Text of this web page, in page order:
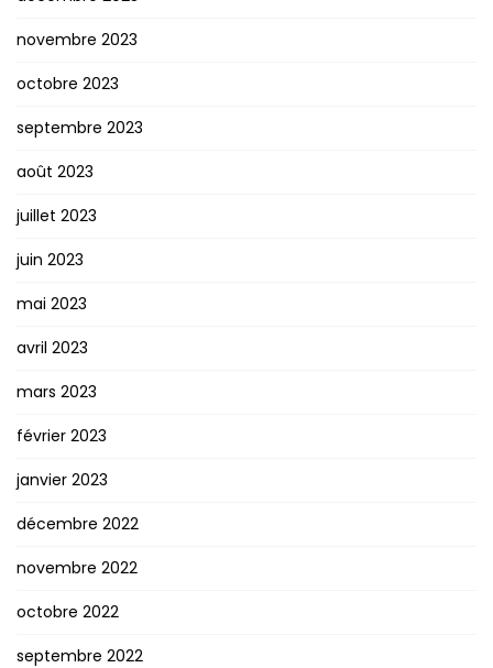
novembre 2023
octobre 2023
septembre 2023
août 2023
juillet 2023
juin 2023
mai 2023
avril 2023
mars 2023
février 2023
janvier 2023
décembre 2022
novembre 2022
octobre 2022
septembre 2022